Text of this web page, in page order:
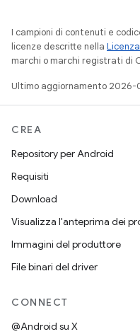
I campioni di contenuti e
licenze descritte nella
marchi o marchi registrati di
Ultimo aggiornamento 2026-
CREA
Repository per Android
Requisiti
Download
Visualizza l'anteprima dei
Immagini del produttore
File binari del driver
CONNECT
@Android su X